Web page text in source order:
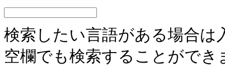
検索したい言語がある場合は
空欄でも検索することができ